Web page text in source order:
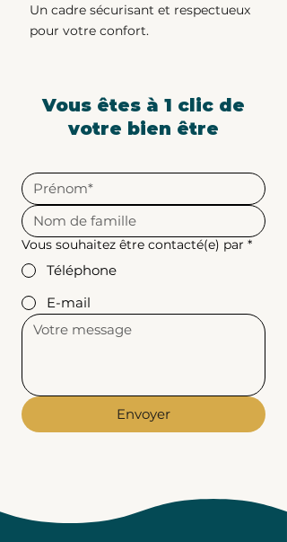
Un cadre sécurisant et respectueux
pour votre confort.
Vous êtes à 1 clic de
votre bien être
Vous souhaitez être contacté(e) par *
Téléphone
E-mail
Envoyer